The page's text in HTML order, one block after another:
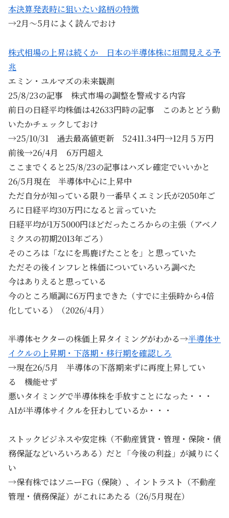
本決算発表時に狙いたい銘柄の特徴
→2月～5月によく読んでおけ
株式相場の上昇は続くか 日本の半導体株に垣間見える予
兆
エミン・ユルマズの未来観測
25/8/23の記事 株式市場の調整を警戒する内容
前日の日経平均株価は42633円時の記事 このあとどう動
いたかチェックしておけ
→25/10/31 過去最高値更新 52411.34円→12月５万円
前後→26/4月 6万円超え
ここまでくると25/8/23の記事はハズレ確定でいいかと
26/5月現在 半導体中心に上昇中
ただ自分が知っている限り一番早くエミン氏が2050年ご
ろに日経平均30万円になると言っていた
日経平均が1万5000円ほどだったころからの主張（アベノ
ミクスの初期2013年ごろ）
そのころは「なにを馬鹿げたことを」と思っていた
ただその後インフレと株価についていろいろ調べた
今はありえると思っている
今のところ順調に6万円まできた（すでに主張時から4倍
化している）（2026/4月）
半導体セクターの株価上昇タイミングがわかる→半導体サ
イクルの上昇期・下落期・移行期を確認しろ
→現在26/5月 半導体の下落期来ずに再度上昇してい
る 機能せず
悪いタイミングで半導体株を手放すことになった・・・
AIが半導体サイクルを狂わしているか・・・
ストックビジネスや安定株（不動産賃貸・管理・保険・債
務保証などいろいろある）だと「今後の利益」が減りにく
い
→保有株ではソニーFG（保険）、イントラスト（不動産
管理・債務保証）がこれにあたる（26/5月現在）